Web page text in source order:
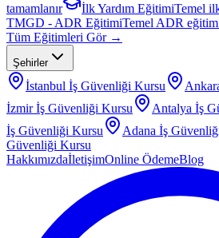
tamamlanır
İlk Yardım EğitimiTemel
TMGD - ADR EğitimiTemel ADR eğitim
Tüm Eğitimleri Gör →
Şehirler
İstanbul İş Güvenliği Kursu
İzmirİş Güvenliği Kursu Antalya İş
İş Güvenliği Kursu
Adana İş
Güvenliği Kursu
HakkımızdaİletişimOnline ÖdemeBlog